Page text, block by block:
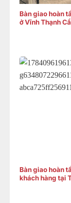
Bàn giao hoàn
ở Vĩnh Thạnh
Bàn giao hoàn
khách hàng tại